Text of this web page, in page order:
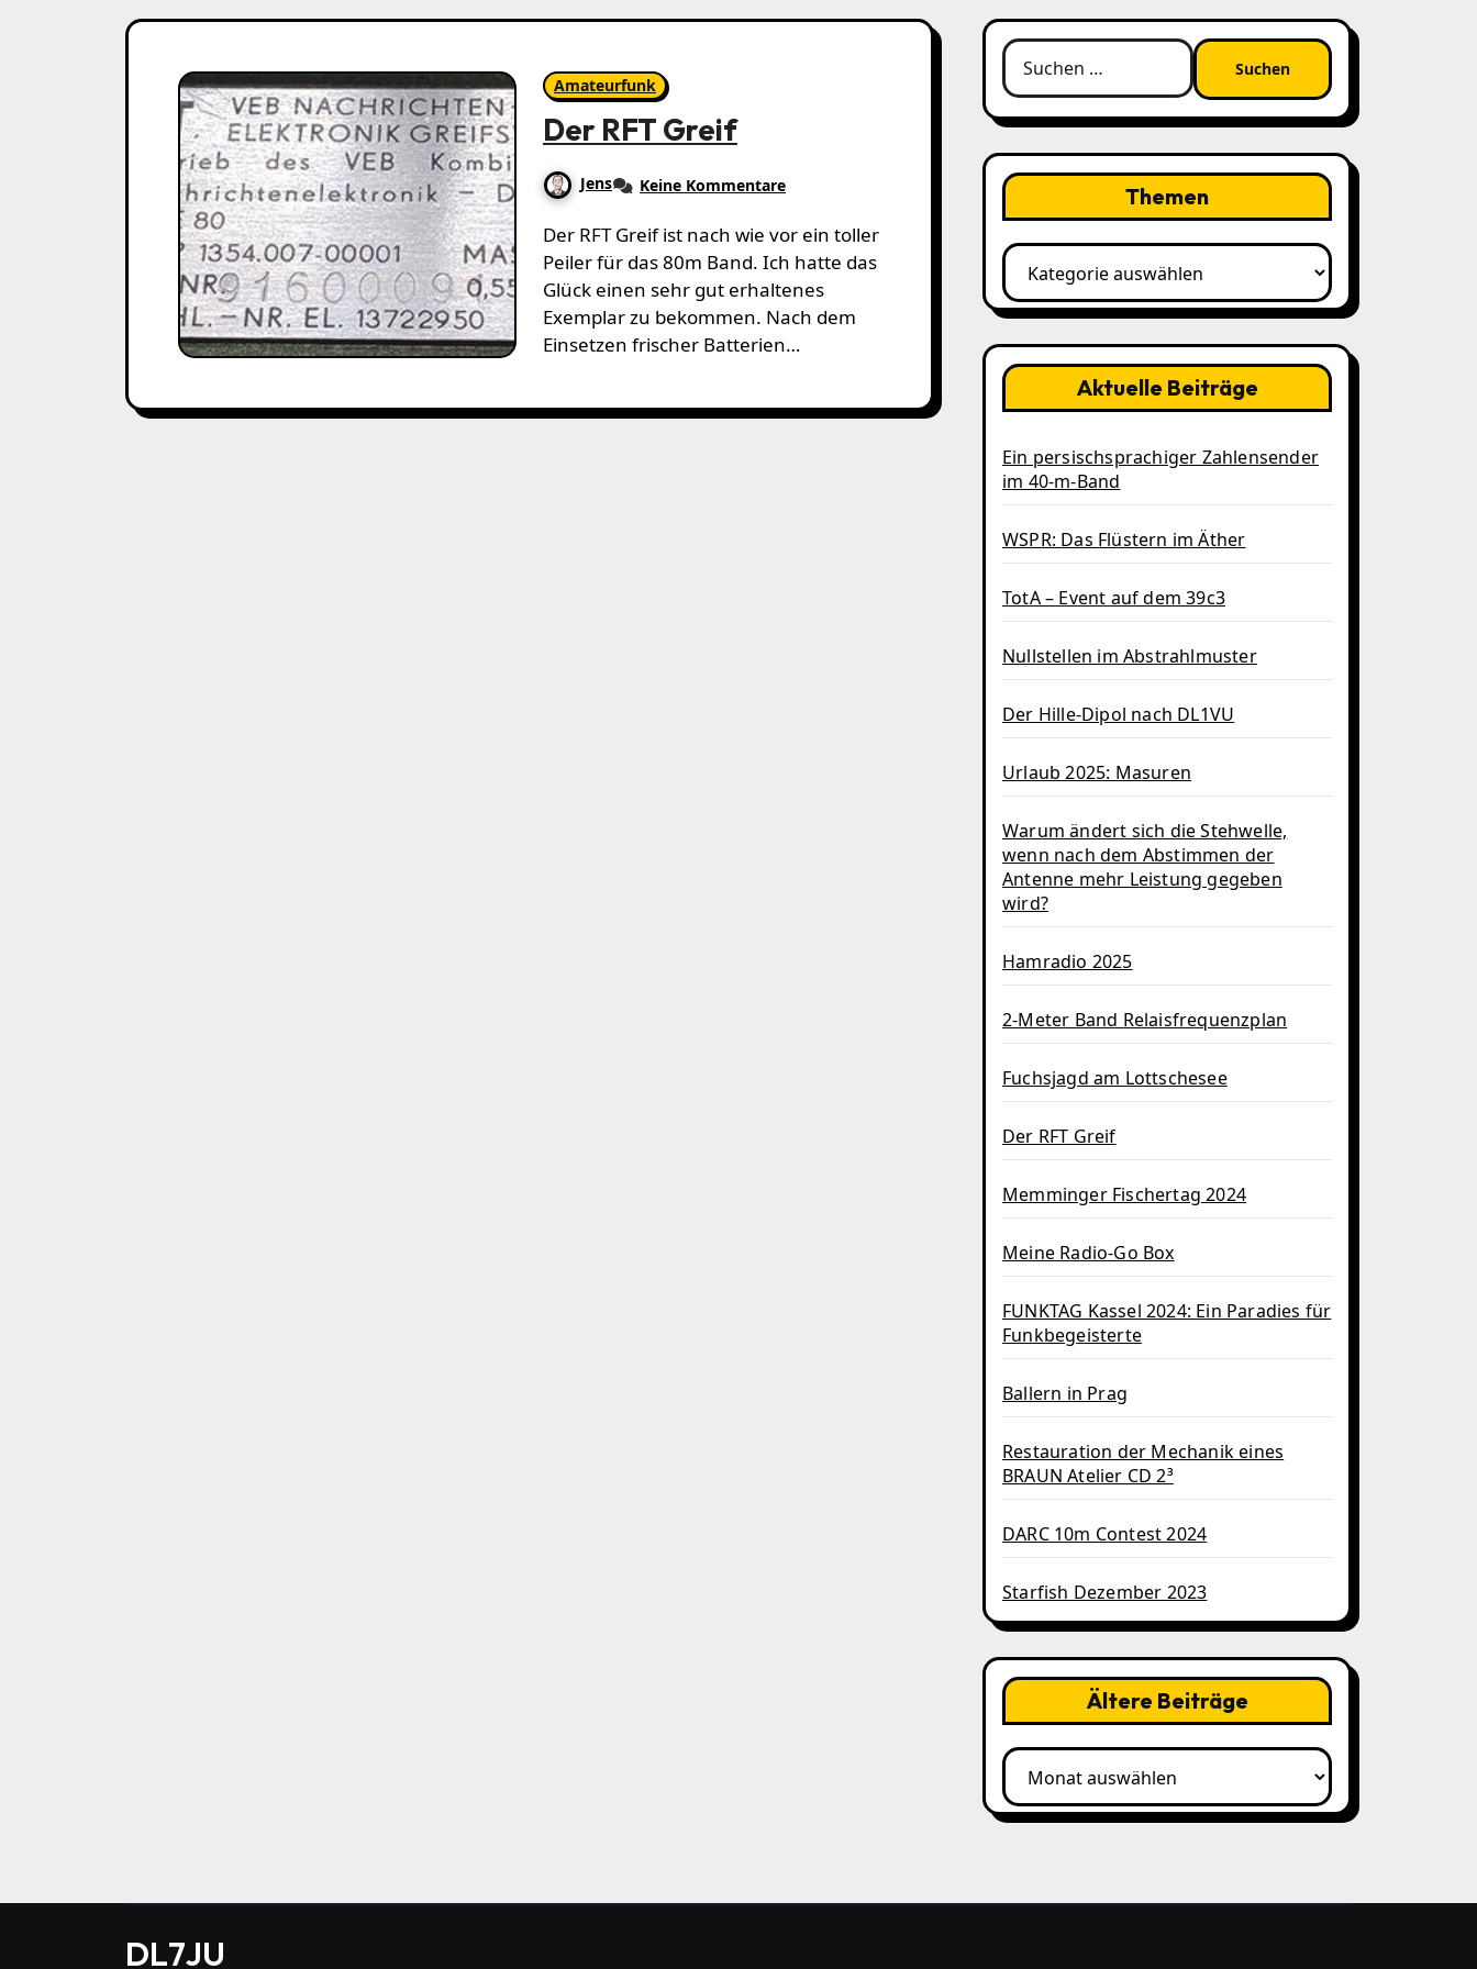
Amateurfunk
Der RFT Greif
Jens Keine Kommentare
Der RFT Greif ist nach wie vor ein toller
Peiler für das 80m Band. Ich hatte das
Glück einen sehr gut erhaltenes
Exemplar zu bekommen. Nach dem
Einsetzen frischer Batterien…
Suchen
nach:
Themen
Themen
Aktuelle Beiträge
Ein persischsprachiger Zahlensender
im 40‑m‑Band
WSPR: Das Flüstern im Äther
TotA – Event auf dem 39c3
Nullstellen im Abstrahlmuster
Der Hille-Dipol nach DL1VU
Urlaub 2025: Masuren
Warum ändert sich die Stehwelle,
wenn nach dem Abstimmen der
Antenne mehr Leistung gegeben
wird?
Hamradio 2025
2-Meter Band Relaisfrequenzplan
Fuchsjagd am Lottschesee
Der RFT Greif
Memminger Fischertag 2024
Meine Radio-Go Box
FUNKTAG Kassel 2024: Ein Paradies für
Funkbegeisterte
Ballern in Prag
Restauration der Mechanik eines
BRAUN Atelier CD 2³
DARC 10m Contest 2024
Starfish Dezember 2023
Ältere Beiträge
Ältere
Beiträge
DL7JU